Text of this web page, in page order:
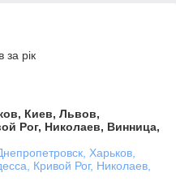
за рік
Киев, Львов,
Рог, Николаев, Винница,
Харьков,
Кривой Рог, Николаев,